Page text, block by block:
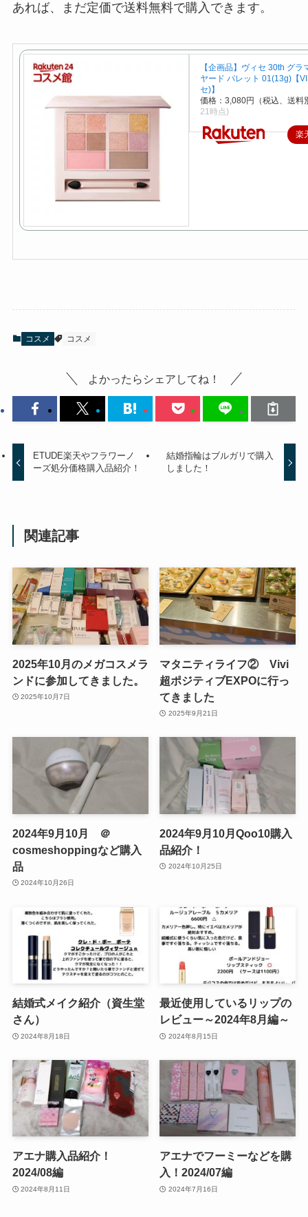
あれば、まだ定価で送料無料で購入できます。
【企画品】ヴィセ 30th グラ
ヤード パレット 01(13g)【
セ)】
価格：3,080円（税込、送料
21時点)
楽
コスメ コスメ
よかったらシェアしてね！
ETUDE楽天やフラワーノ
ーズ処分価格購入品紹介！
結婚指輪はブルガリで購入
しました！
関連記事
2025年10月のメガコスメラ
ンドに参加してきました。
2025年10月7日
マタニティライフ② Vivi
超ポジティブEXPOに行っ
てきました
2025年9月21日
2024年9月10月 ＠
cosmeshoppingなど購入
品
2024年10月26日
2024年9月10月Qoo10購入
品紹介！
2024年10月25日
結婚式メイク紹介（資生堂
さん）
2024年8月18日
最近使用しているリップの
レビュー～2024年8月編～
2024年8月15日
アエナ購入品紹介！
2024/08編
2024年8月11日
アエナでフーミーなどを購
入！2024/07編
2024年7月16日